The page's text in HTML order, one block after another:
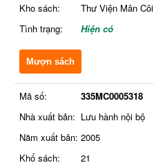
Kho sách:
Thư Viện Mân Côi
Tình trạng:
Hiện có
Mượn sách
Mã số:
335MC0005318
Nhà xuất bản: Lưu hành nội bộ
Năm xuất bản: 2005
Khổ sách:
21